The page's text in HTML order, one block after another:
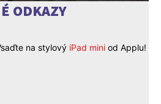
ODKAZY
na stylový iPad mini od Applu!